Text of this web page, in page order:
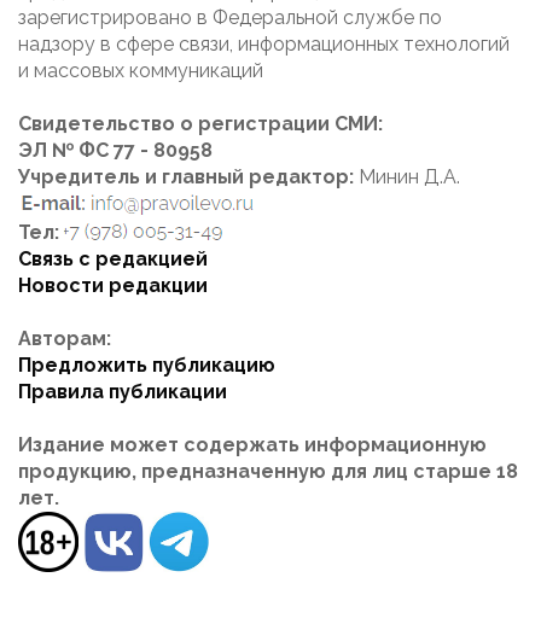
зарегистрировано в Федеральной службе по
надзору в сфере связи, информационных технологий
и массовых коммуникаций
Свидетельство о регистрации СМИ:
ЭЛ № ФС 77 - 80958
Учредитель и главный редактор: Минин Д.А.
Тел:
Связь с редакцией
Новости редакции
Авторам:
Предложить публикацию
Правила публикации
Издание может содержать информационную
продукцию, предназначенную для лиц старше 18
лет.